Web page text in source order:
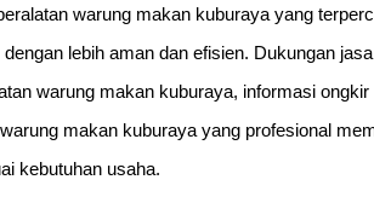
warung makan kuburaya yang
lebih aman dan efisien. Dukungan
warung makan kuburaya, informasi
makan kuburaya yang profesional
kebutuhan usaha.